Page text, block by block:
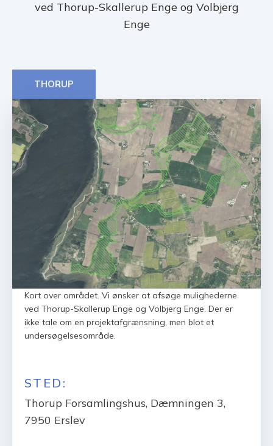
ved Thorup-Skallerup Enge og Volbjerg
Enge
THORUP
Kort over området. Vi ønsker at afsøge mulighederne
ved Thorup-Skallerup Enge og Volbjerg Enge. Der er
ikke tale om en projektafgrænsning, men blot et
undersøgelsesområde.
STED:
Thorup Forsamlingshus, Dæmningen 3,
7950 Erslev